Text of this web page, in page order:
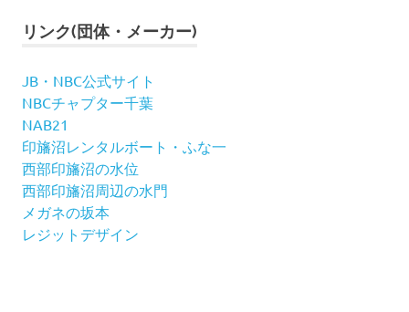
リンク(団体・メーカー)
JB・NBC公式サイト
NBCチャプター千葉
NAB21
印旛沼レンタルボート・ふな一
西部印旛沼の水位
西部印旛沼周辺の水門
メガネの坂本
レジットデザイン